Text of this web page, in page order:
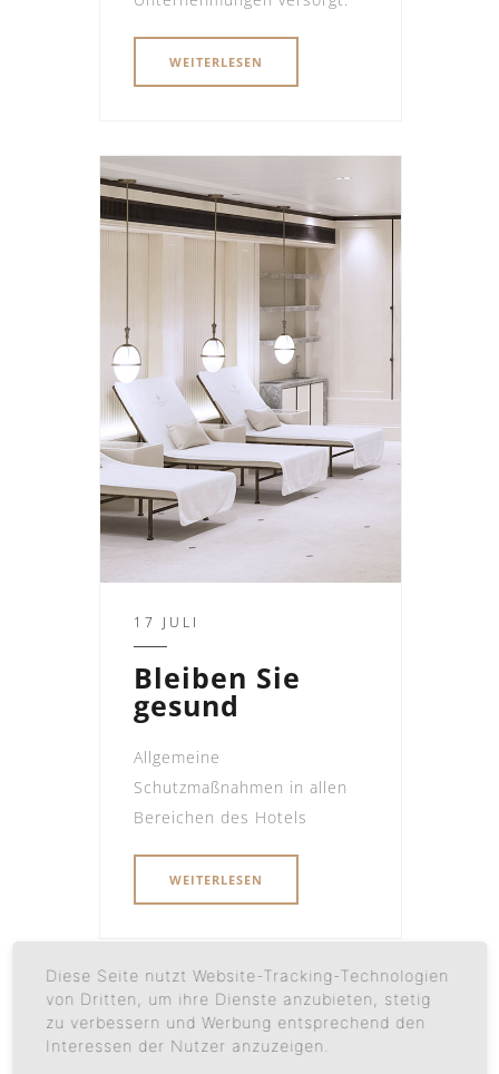
WEITERLESEN
17 JULI
Bleiben Sie
gesund
Allgemeine
Schutzmaßnahmen in allen
Bereichen des Hotels
WEITERLESEN
13 JULI
Diese Seite nutzt Website-Tracking-Technologien
von Dritten, um ihre Dienste anzubieten, stetig
zu verbessern und Werbung entsprechend den
Interessen der Nutzer anzuzeigen.